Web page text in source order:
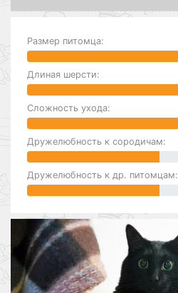
Размер питомца:
Длиная шерсти:
Сложность ухода:
Дружелюбность к сородичам:
Дружелюбность к др. питомцам: